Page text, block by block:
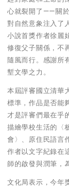
心就裂開了——關於
對自然意象注入了
小說首獎作者徐麗
修復父子關係，不
隨風而行。感謝所
塹文學之力。
本屆評審國立清華
標準，作品是否能
才是評審們最在乎
描繪學校生活的〈
會〉、原住民語言
作者以文字紀錄在
師的啟發與潤筆，
文化局表示，今年